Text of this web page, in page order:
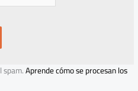
spam.Aprende cómo se procesan los